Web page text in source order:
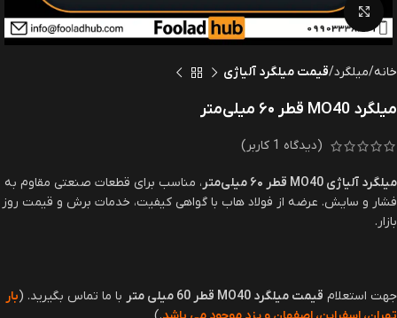
بزرگنمایی تصویر
خانه میلگرد قیمت میلگرد آلیاژی
میلگرد MO40 قطر ۶۰ میلی‌متر
(دیدگاه 1 کاربر)
میلگرد آلیاژی MO40 قطر ۶۰ میلی‌متر
، مناسب برای قطعات صنعتی مقاوم به
فشار و سایش. عرضه از فولاد هاب با گواهی کیفیت، خدمات برش و قیمت روز
بازار.
جهت استعلام قیمت میلگرد MO40 قطر 60 میلی متر با ما تماس بگیرید. (بار